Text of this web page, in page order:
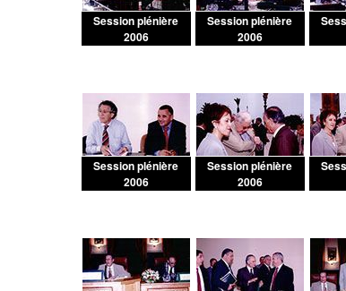
Session plénière
2006
Session plénière
2006
Session plénière
2006
Session plénière
2006